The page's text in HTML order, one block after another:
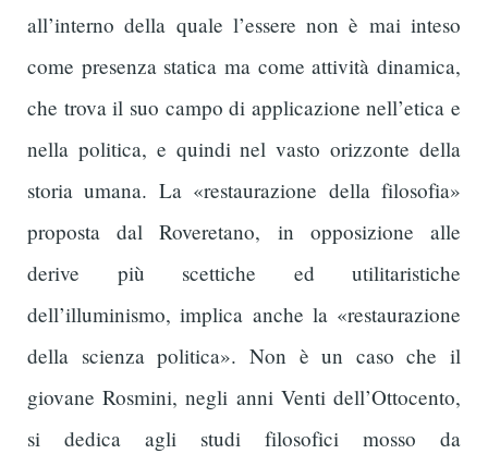
all’interno della quale l’essere non è mai inteso
come presenza statica ma come attività dinamica,
che trova il suo campo di applicazione nell’etica e
nella politica, e quindi nel vasto orizzonte della
storia umana. La «restaurazione della filosofia»
proposta dal Roveretano, in opposizione alle
derive più scettiche ed utilitaristiche
dell’illuminismo, implica anche la «restaurazione
della scienza politica». Non è un caso che il
giovane Rosmini, negli anni Venti dell’Ottocento,
si dedica agli studi filosofici mosso da